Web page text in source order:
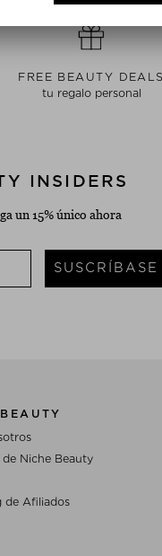
FREE BEAUTY DEALS
tu regalo personal
INSIDERS
un 15% único ahora
de Niche Beauty
de Afiliados